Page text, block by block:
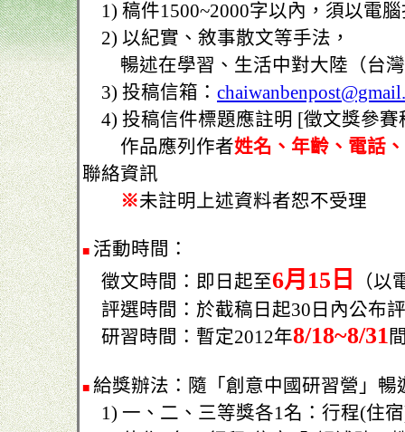
1) 稿件1500~2000字以內，須以電
2) 以紀實、敘事散文等手法，
暢述在學習、生活中對大陸（台灣
3) 投稿信箱：
4) 投稿信件標題應註明 [徵文獎參賽
作品應列作者姓名、年齡、電話
聯絡資訊
※未註明上述資料者恕不受理
■ 活動時間：
徵文時間：即日起至6月15日
（以
評選時間：於截稿日起30日內公布
研習時間：暫定2012年8/18~8/31
■ 給獎辦法：隨「創意中國研習營」暢
1) 一、二、三等獎各1名：行程(住